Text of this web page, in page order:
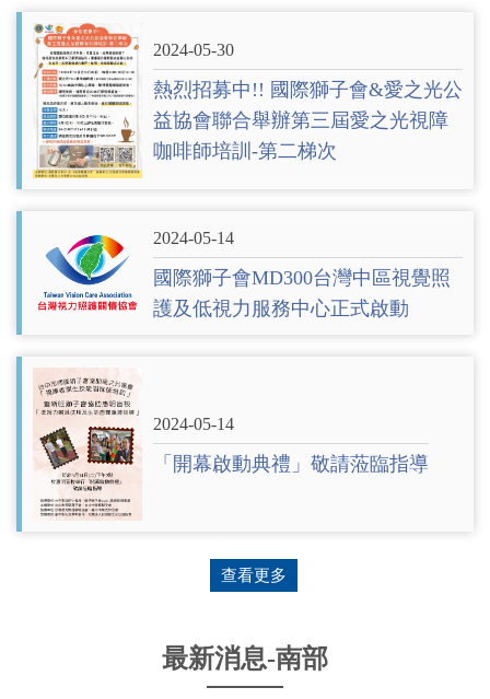
2024-05-30
熱烈招募中!! 國際獅子會&愛之光公
益協會聯合舉辦第三屆愛之光視障
咖啡師培訓-第二梯次
2024-05-14
國際獅子會MD300台灣中區視覺照
護及低視力服務中心正式啟動
2024-05-14
「開幕啟動典禮」敬請蒞臨指導
查看更多
最新消息-南部